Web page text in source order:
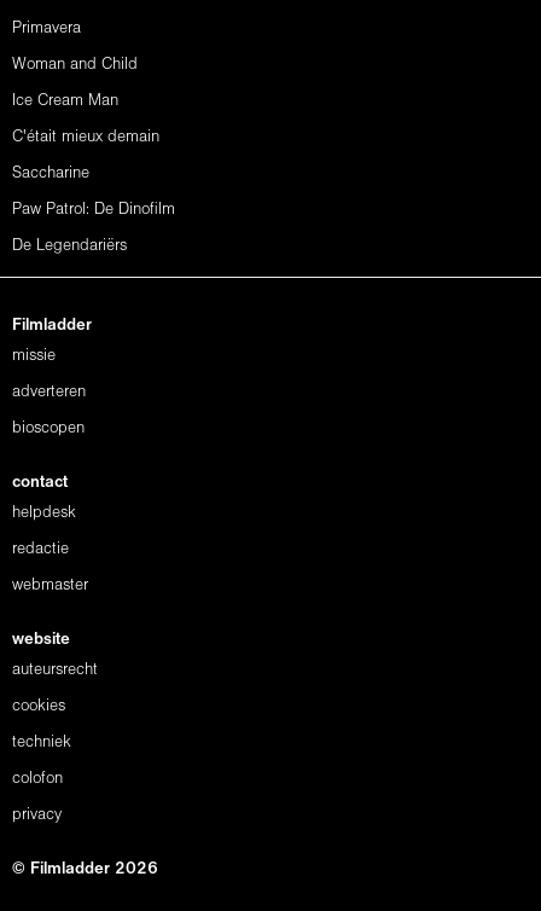
Primavera
Woman and Child
Ice Cream Man
C'était mieux demain
Saccharine
Paw Patrol: De Dinofilm
De Legendariërs
Filmladder
missie
adverteren
bioscopen
contact
helpdesk
redactie
webmaster
website
auteursrecht
cookies
techniek
colofon
privacy
© Filmladder 2026